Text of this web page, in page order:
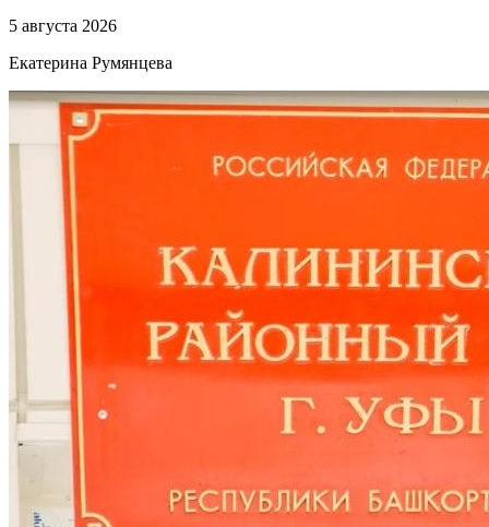
5 августа 2026
Екатерина Румянцева